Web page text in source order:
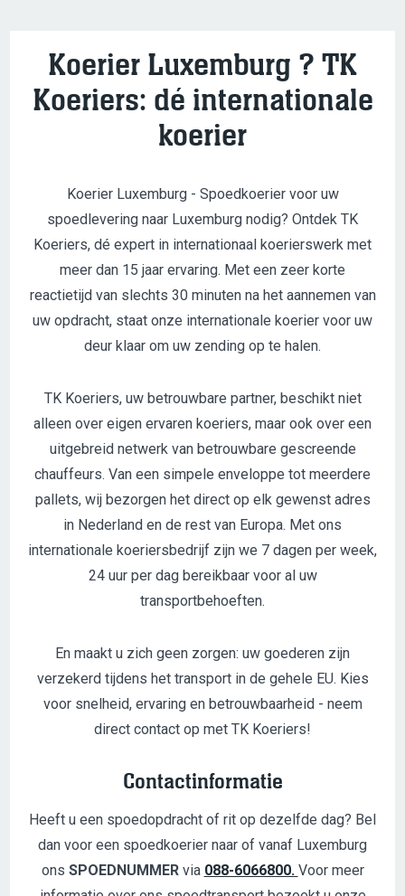
Koerier Luxemburg ? TK
Koeriers: dé internationale
koerier
Koerier Luxemburg - Spoedkoerier voor uw
spoedlevering naar Luxemburg nodig? Ontdek TK
Koeriers, dé expert in internationaal koerierswerk met
meer dan 15 jaar ervaring. Met een zeer korte
reactietijd van slechts 30 minuten na het aannemen van
uw opdracht, staat onze internationale koerier voor uw
deur klaar om uw zending op te halen.
TK Koeriers, uw betrouwbare partner, beschikt niet
alleen over eigen ervaren koeriers, maar ook over een
uitgebreid netwerk van betrouwbare gescreende
chauffeurs. Van een simpele enveloppe tot meerdere
pallets, wij bezorgen het direct op elk gewenst adres
in Nederland en de rest van Europa. Met ons
internationale koeriersbedrijf zijn we 7 dagen per week,
24 uur per dag bereikbaar voor al uw
transportbehoeften.
En maakt u zich geen zorgen: uw goederen zijn
verzekerd tijdens het transport in de gehele EU. Kies
voor snelheid, ervaring en betrouwbaarheid - neem
direct contact op met TK Koeriers!
Contactinformatie
Heeft u een spoedopdracht of rit op dezelfde dag? Bel
dan voor een spoedkoerier naar of vanaf Luxemburg
ons SPOEDNUMMERvia 088-6066800. Voor meer